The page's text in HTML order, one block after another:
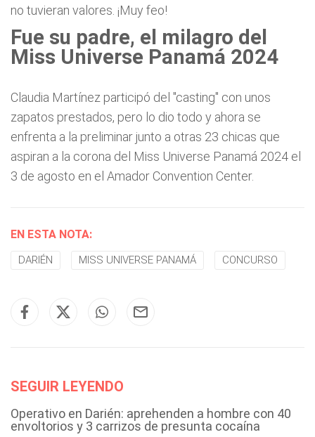
no tuvieran valores. ¡Muy feo!
Fue su padre, el milagro del
Miss Universe Panamá 2024
Claudia Martínez participó del "casting" con unos
zapatos prestados, pero lo dio todo y ahora se
enfrenta a la preliminar junto a otras 23 chicas que
aspiran a la corona del Miss Universe Panamá 2024 el
3 de agosto en el Amador Convention Center.
EN ESTA NOTA:
DARIÉN MISS UNIVERSE PANAMÁ CONCURSO
SEGUIR LEYENDO
Operativo en Darién: aprehenden a hombre con 40
envoltorios y 3 carrizos de presunta cocaína